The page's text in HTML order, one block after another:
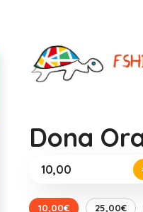
Dona
10,00€ 25,00€